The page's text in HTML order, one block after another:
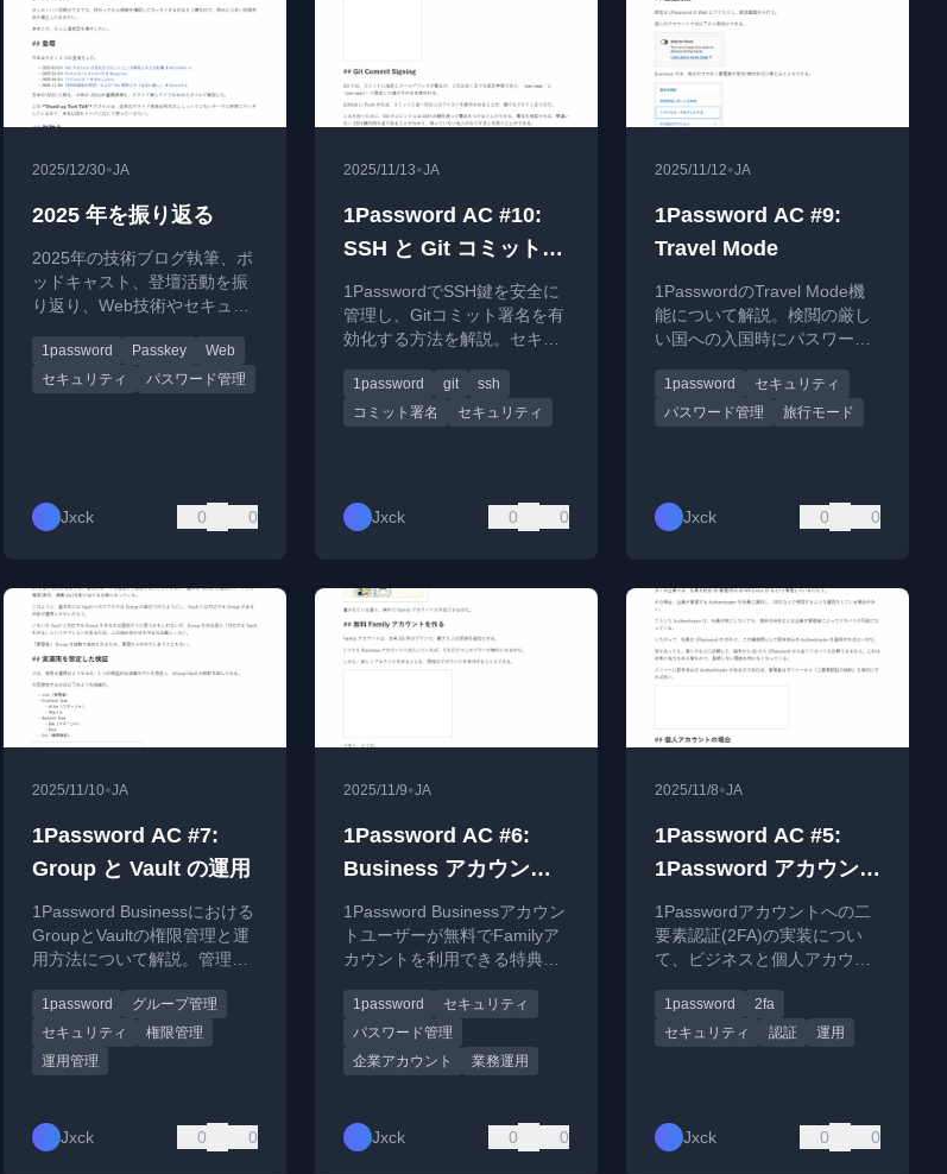
2025/12/30•JA
2025 年を振り返る
2025年の技術ブログ執筆、ポ
ッドキャスト、登壇活動を振
り返り、Web技術やセキュリ
いてまとめた年次レビュー記
事。
1password Passkey
Web
セキュリティ
パスワード管理
Jxck 0 0
2025/11/13•JA
1Password AC #10:
SSH と Git コミット署
名
1PasswordでSSH鍵を安全に
管理し、Gitコミット署名を有
効化する方法を解説。セキュ
を実現。
1password git
ssh
コミット署名
セキュリティ
Jxck 0 0
2025/11/12•JA
1Password AC #9:
Travel Mode
1PasswordのTravel Mode機
能について解説。検閲の厳し
い国への入国時にパスワード
1password
セキュリティ
パスワード管理
旅行モード
Jxck 0 0
2025/11/10•JA
1Password AC #7:
Group と Vault の運用
1Password Businessにおける
GroupとVaultの権限管理と運
用方法について解説。管理者
ループの活用を説明。
1password
グループ管理
セキュリティ
権限管理
運用管理
Jxck 0 0
2025/11/9•JA
1Password AC #6:
Business アカウント
特典の無料 Family ア
カウント
1Password Businessアカウン
トユーザーが無料でFamilyア
カウントを利用できる特典に
ー双方のメリットを説明。
1password
セキュリティ
パスワード管理
企業アカウント
業務運用
Jxck 0 0
2025/11/8•JA
1Password AC #5:
1Password アカウント
への 2FA
1Passwordアカウントへの二
要素認証(2FA)の実装につい
て、ビジネスと個人アカウン
す。
1password
2fa
セキュリティ
認証 運用
Jxck 0 0